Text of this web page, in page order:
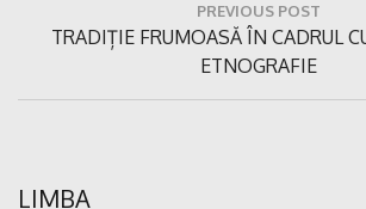
articole
PREVIOUS POST
Previous
TRADIȚIE FRUMOASĂ ÎN CADRUL
ETNOGRAFIE
LIMBA